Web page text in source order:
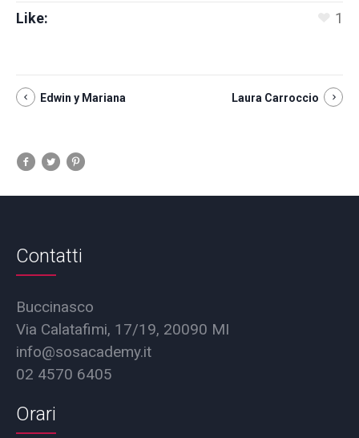
Like:
1
Edwin y Mariana Laura Carroccio
Contatti
Buccinasco
Via Calatafimi, 17/19, 20090 MI
info@sosacademy.it
02 4570 6405
Orari